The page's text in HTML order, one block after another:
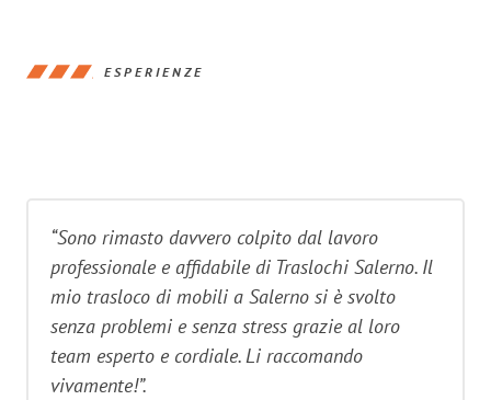
ESPERIENZE
“Sono rimasto davvero colpito dal lavoro
professionale e affidabile di Traslochi Salerno. Il
mio trasloco di mobili a Salerno si è svolto
senza problemi e senza stress grazie al loro
team esperto e cordiale. Li raccomando
vivamente!”.